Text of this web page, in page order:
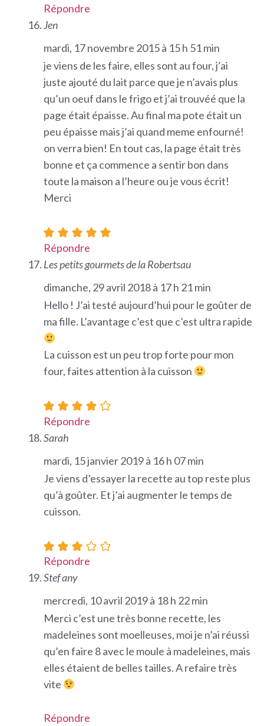
Répondre
Jen
mardi, 17 novembre 2015 à 15 h 51 min
je viens de les faire, elles sont au four, j’ai
juste ajouté du lait parce que je n’avais plus
qu’un oeuf dans le frigo et j’ai trouvéé que la
page était épaisse. Au final ma pote était un
peu épaisse mais j’ai quand meme enfourné!
on verra bien! En tout cas, la page était très
bonne et ça commence a sentir bon dans
toute la maison a l’heure ou je vous écrit!
Merci
Répondre
Les petits gourmets de la Robertsau
dimanche, 29 avril 2018 à 17 h 21 min
Hello ! J’ai testé aujourd’hui pour le goûter de
ma fille. L’avantage c’est que c’est ultra rapide
La cuisson est un peu trop forte pour mon
four, faites attention à la cuisson
Répondre
Sarah
mardi, 15 janvier 2019 à 16 h 07 min
Je viens d’essayer la recette au top reste plus
qu’à goûter. Et j’ai augmenter le temps de
cuisson.
Répondre
Stef any
mercredi, 10 avril 2019 à 18 h 22 min
Merci c’est une très bonne recette, les
madeleines sont moelleuses, moi je n’ai réussi
qu’en faire 8 avec le moule à madeleines, mais
elles étaient de belles tailles. A refaire très
vite
Répondre